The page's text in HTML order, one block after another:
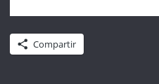
Compartir